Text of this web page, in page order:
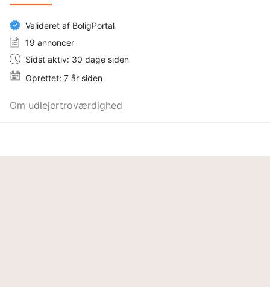
Valideret af BoligPortal
19 annoncer
Sidst aktiv: 30 dage siden
Oprettet: 7 år siden
Om udlejertroværdighed